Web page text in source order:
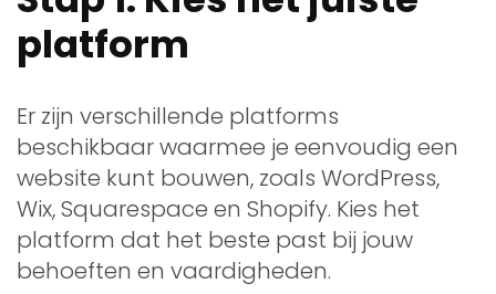
platform
Er zijn verschillende platforms
beschikbaar waarmee je eenvoudig een
website kunt bouwen, zoals WordPress,
Wix, Squarespace en Shopify. Kies het
platform dat het beste past bij jouw
behoeften en vaardigheden.